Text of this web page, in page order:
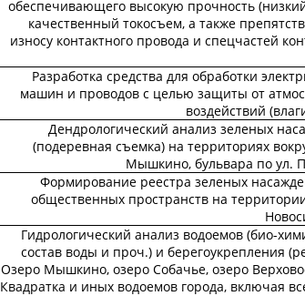
обеспечивающего высокую прочность
качественный токосъем, а также
износу контактного провода и спецчастей
Разработка средства для обработки
машин и проводов с целью защиты от
воздействий
Дендрологический анализ зеленых
(подеревная съемка) на территориях
Мышкино, бульвара по ул.
Формирование реестра зеленых
общественных пространств на
Гидрологический анализ водоемов (био-
состав воды и проч.) и берегоукрепления
Озеро Мышкино, озеро Собачье, озеро
Квадратка и иных водоемов города, включая